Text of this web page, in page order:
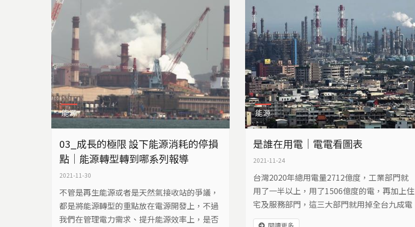
能源
03_成長的極限 設下能源消耗的停損
點｜能源轉型轉到哪系列報導
2021-11-30
不管是再生能源或者是天然氣接收站的爭議，
都是將能源轉型的重點放在電源開發上，不過
我們在管理電力需求、提升能源效率上，是否
能源
是誰在用電｜電電看圖表
2021-11-24
台灣2020年總用電量2712億度，工業部門就
用了一半以上，用了1506億度的電，再加上住
宅及服務部門，這三大部門就用掉全台九成電
力。根據 2019～2020年《全國電力資源供需